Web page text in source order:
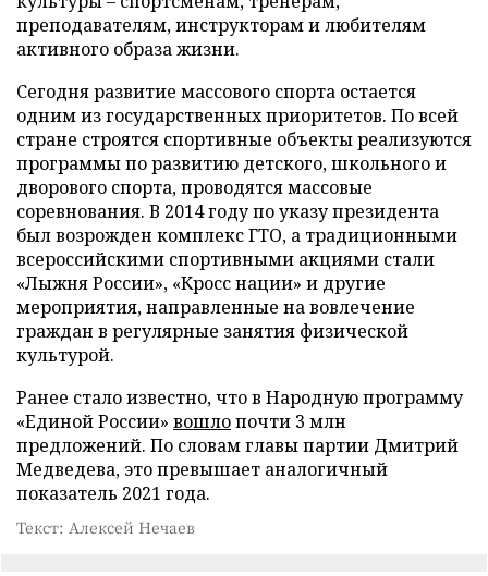
преподавателям, инструкторам и любителям
активного образа жизни.
Сегодня развитие массового спорта остается
одним из государственных приоритетов. По всей
стране строятся спортивные объекты реализуются
программы по развитию детского, школьного и
дворового спорта, проводятся массовые
соревнования. В 2014 году по указу президента
был возрожден комплекс ГТО, а традиционными
всероссийскими спортивными акциями стали
«Лыжня России», «Кросс нации» и другие
мероприятия, направленные на вовлечение
граждан в регулярные занятия физической
культурой.
Ранее стало известно, что в Народную программу
«Единой России» вошлопочти 3 млн
предложений. По словам главы партии Дмитрий
Медведева, это превышает аналогичный
показатель 2021 года.
Текст: Алексей Нечаев